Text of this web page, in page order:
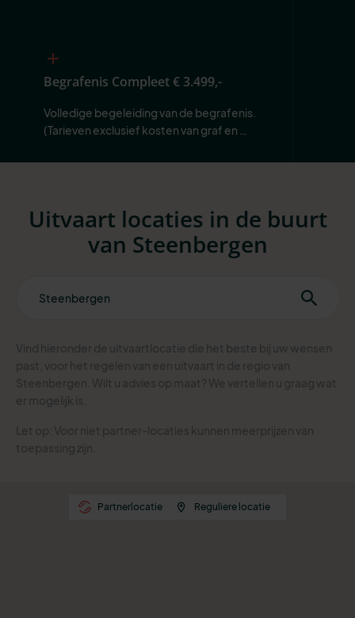
Begrafenis Compleet€ 3.499,-
Volledige begeleiding van de begrafenis.
(Tarieven exclusief kosten van graf en
Uitvaart locaties in de buurt
van Steenbergen
Partnerlocatie Reguliere locatie